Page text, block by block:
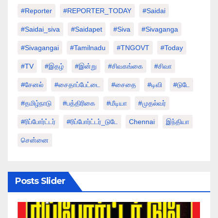
#Reporter #REPORTER_TODAY #saidai
#saidai_siva #saidapet #Siva #Sivaganga
#sivagangai #tamilnadu #TNGOVT #today
#TV #இதழ் #இன்று #சிவகங்கை #சிவா
#சேனல் #சைதாப்பேட்டை #சைதை #டிவி #டுடே
#தமிழ்நாடு #பத்திரிகை #மீடியா #முதல்வர்
#ரிப்போர்ட்டர் #ரிப்போர்ட்டர்_டுடே Chennai இந்தியா
சென்னை
Posts Slider